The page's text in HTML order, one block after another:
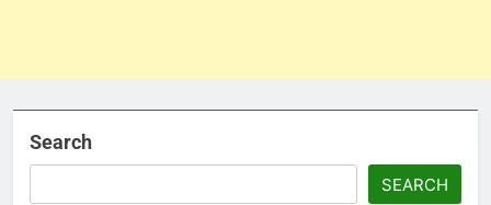
Search
SEARCH